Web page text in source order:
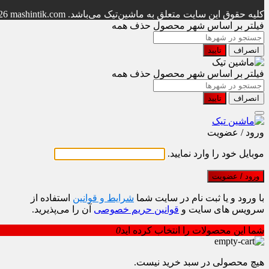
کلیه حقوق این سایت متعلق به ماشین‌تیک می‌باشد. mashintik.com
فیلتر بر اساس شهر محصول حذف همه
انصراف تایید
فیلتر بر اساس شهر محصول حذف همه
انصراف تایید
ورود / عضویت
موبایل خود را وارد نمایید.
ورود / عضویت
با ورود و یا ثبت نام در سایت شما شرایط و قوانین استفاده از
سرویس های سایت و قوانین حریم خصوصی آن را می‌پذیرید.
شما این محصولات را انتخاب کرده اید0
هیچ محصولی در سبد خرید نیست.